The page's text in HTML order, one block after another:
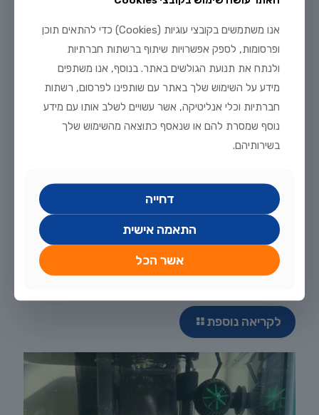
לקריאה נוספת
אנו משתמשים בקובצי עוגיות (Cookies) כדי להתאים תוכן
ופרסומות, לספק אפשרויות שיתוף ברשתות חברתיות
ולנתח את תנועת הגולשים באתר. בנוסף, אנו משתפים
מידע על השימוש שלך באתר עם שותפינו לפרסום, רשתות
חברתיות וכלי אנליטיקה, אשר עשויים לשלב אותו עם מידע
נוסף שמסרת להם או שנאסף כתוצאה מהשימוש שלך
בשירותיהם.
דחייה
התאמה אישית
אשר הכל